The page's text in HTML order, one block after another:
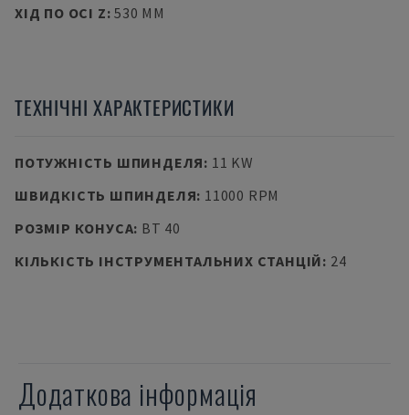
ХІД ПО ОСІ Z:530 MM
ТЕХНІЧНІ ХАРАКТЕРИСТИКИ
ПОТУЖНІСТЬ ШПИНДЕЛЯ: 11 KW
ШВИДКІСТЬ ШПИНДЕЛЯ: 11000 RPM
РОЗМІР КОНУСА: BT 40
КІЛЬКІСТЬ ІНСТРУМЕНТАЛЬНИХ СТАНЦІЙ: 24
Додаткова інформація